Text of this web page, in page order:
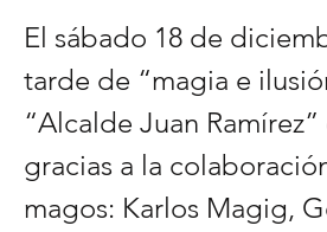
El sábado 18 de
tarde de “magia e
“Alcalde Juan
gracias a la
magos: Karlos Magig,